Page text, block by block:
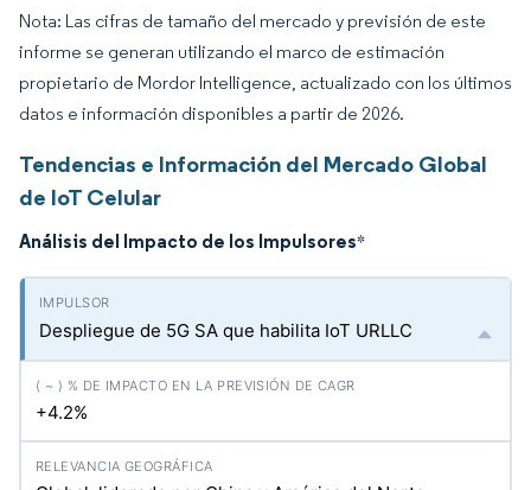
Nota: Las cifras de tamaño del mercado y previsión de este
informe se generan utilizando el marco de estimación
propietario de Mordor Intelligence, actualizado con los últimos
datos e información disponibles a partir de 2026.
Tendencias e Información del Mercado Global
de IoT Celular
Análisis del Impacto de los Impulsores*
Despliegue de 5G SA que habilita IoT URLLC
+4.2%